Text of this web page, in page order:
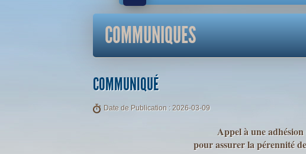
COMMUNIQUES
COMMUNIQUÉ
Date de Publication : 2026-03-09
Appel à une adhésion
pour assurer la pérennité